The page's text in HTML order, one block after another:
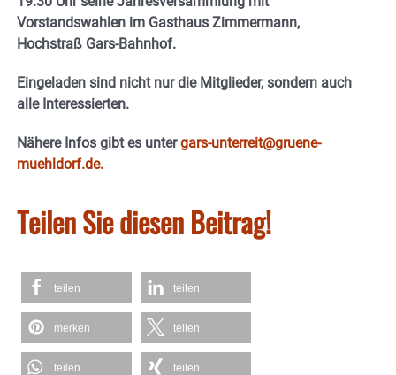
Vorstandswahlen im Gasthaus Zimmermann,
Hochstraß Gars-Bahnhof.
Eingeladen sind nicht nur die Mitglieder, sondern auch
alle Interessierten.
Nähere Infos gibt es untergars-unterreit@gruene-
muehldorf.de.
Teilen Sie diesen Beitrag!
teilen teilen
merken teilen
teilen teilen